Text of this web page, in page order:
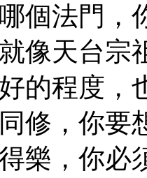
個法門，
像天台宗
的程度，
修，你要
樂，你必